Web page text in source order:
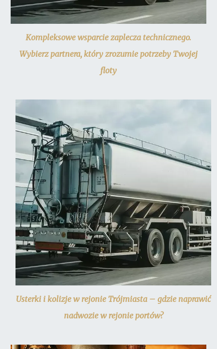
Kompleksowe wsparcie zaplecza technicznego.
Wybierz partnera, który zrozumie potrzeby Twojej
floty
Usterki i kolizje w rejonie Trójmiasta – gdzie naprawić
nadwozie w rejonie portów?